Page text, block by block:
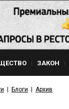
ЗАКОН
Блоги Архив